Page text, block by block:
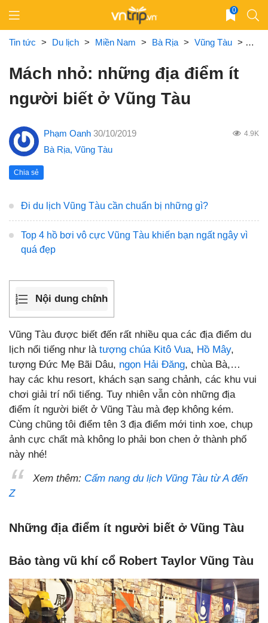
content
0
Tin tức > Du lịch > Miền Nam > Bà Rịa > Vũng Tàu >
Mách nhỏ: những địa điểm ít
người biết ở Vũng Tàu
Phạm Oanh 30/10/2019 4.9K
Bà Rịa, Vũng Tàu
Chia sẻ
Đi du lịch Vũng Tàu cần chuẩn bị những gì?
Top 4 hồ bơi vô cực Vũng Tàu khiến bạn ngất ngây vì
quá đẹp
Nội dung chính
Vũng Tàu được biết đến rất nhiều qua các địa điểm du
lịch nổi tiếng như là tượng chúa Kitô Vua, Hồ Mây,
tượng Đức Mẹ Bãi Dâu, ngọn Hải Đăng, chùa Bà,…
hay các khu resort, khách sạn sang chảnh, các khu vui
chơi giải trí nổi tiếng. Tuy nhiên vẫn còn những địa
điểm ít người biết ở Vũng Tàu mà đẹp không kém.
Cùng chũng tôi điểm tên 3 địa điểm mới tinh xoe, chụp
ảnh cực chất mà không lo phải bon chen ở thành phố
này nhé!
Xem thêm: Cẩm nang du lịch Vũng Tàu từ A đến
Z
Những địa điểm ít người biết ở Vũng Tàu
Bảo tàng vũ khí cổ Robert Taylor Vũng Tàu